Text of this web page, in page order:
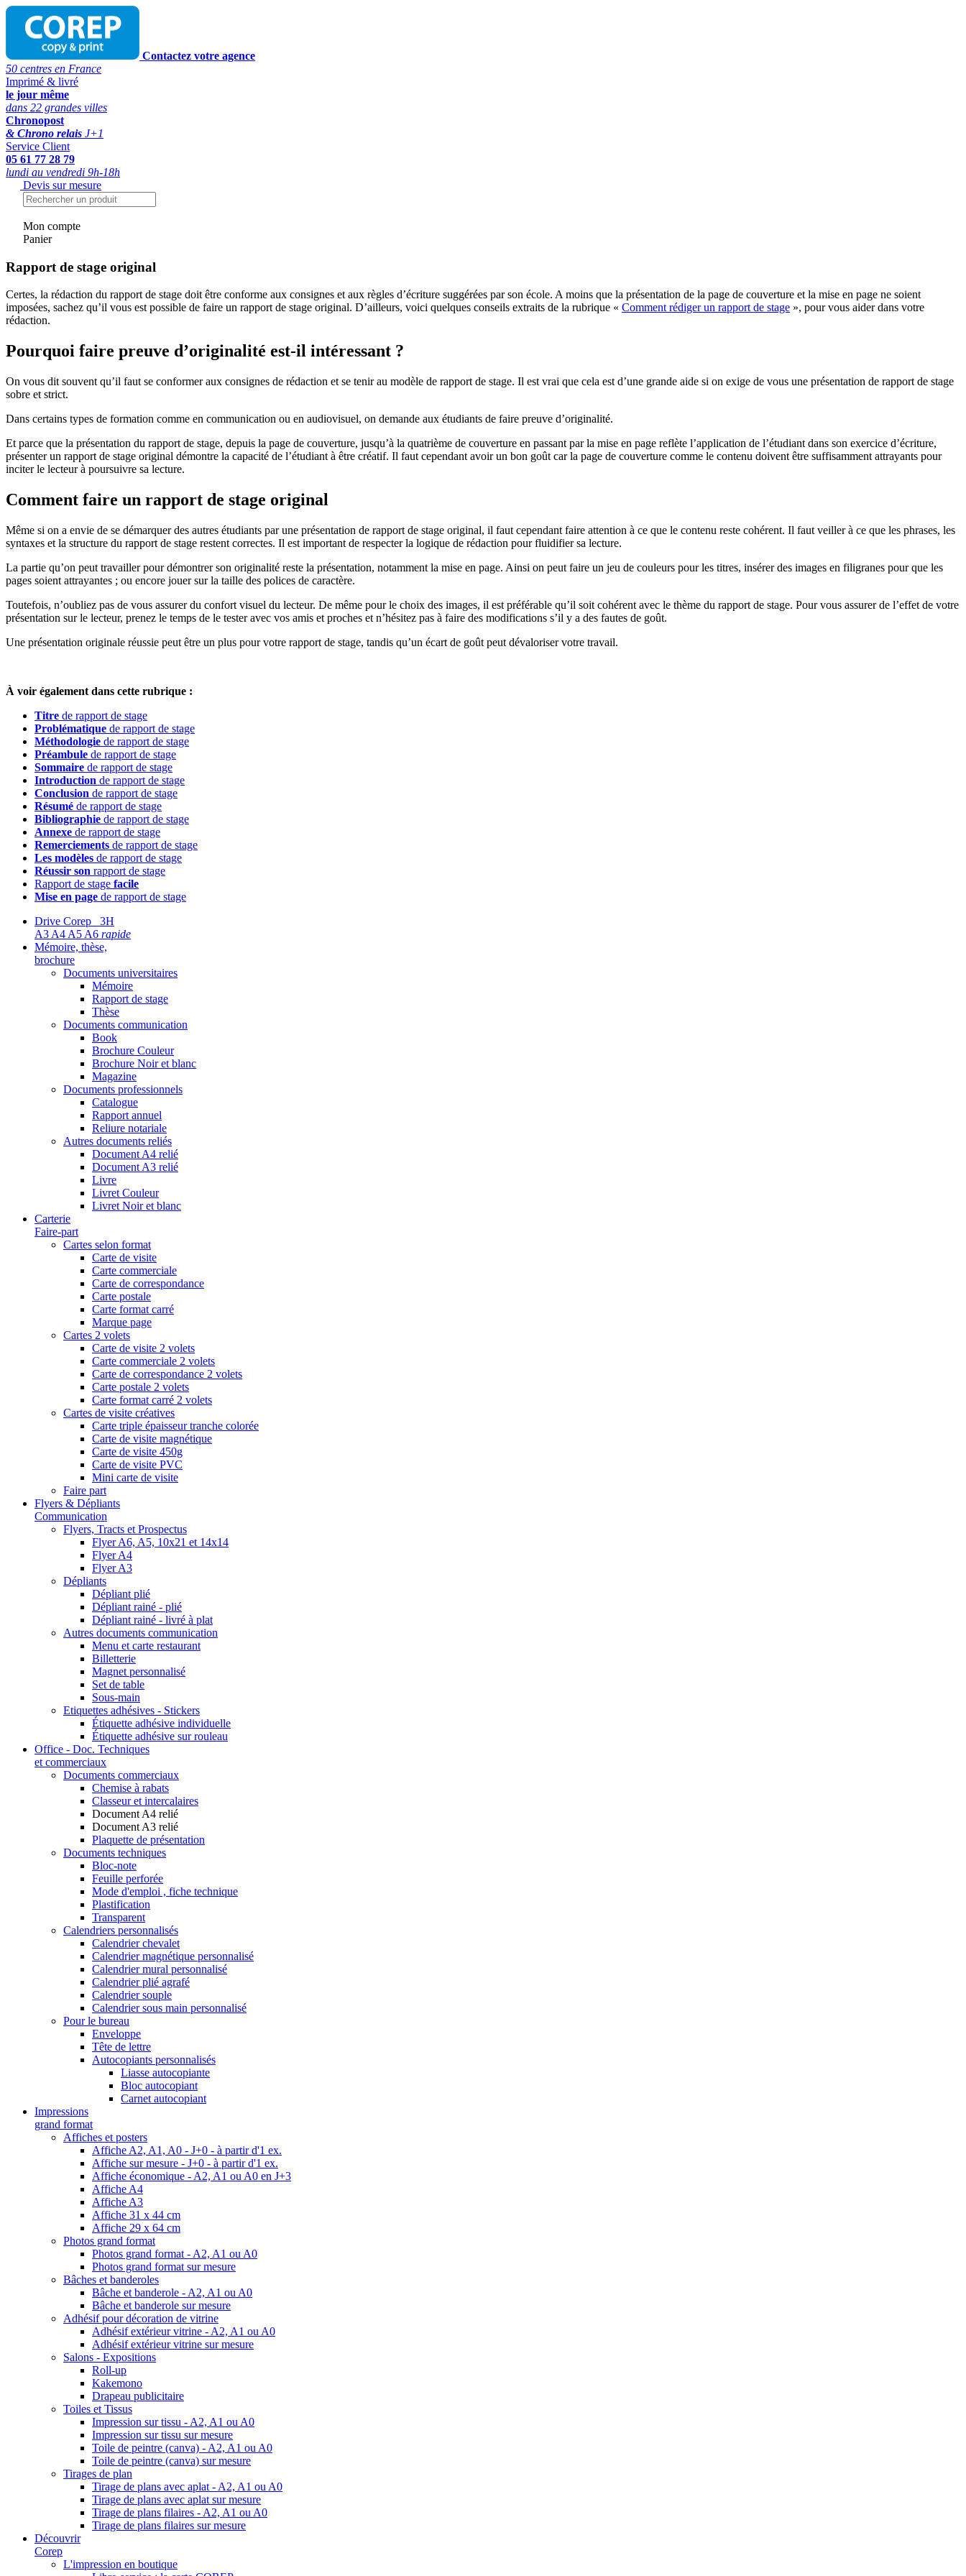
Contactez votre agence
50 centres en France
Imprimé & livré
le jour même
dans 22 grandes villes
Chronopost
& Chrono relais J+1
Service Client
05 61 77 28 79
lundi au vendredi 9h-18h
Devis sur mesure
Mon compte
Panier
Rapport de stage original
Certes, la rédaction du rapport de stage doit être conforme aux consignes et aux règles d’écriture suggérées par son école. A moins que la présentation de la page de couverture et la mise en page ne soient
imposées, sachez qu’il vous est possible de faire un rapport de stage original. D’ailleurs, voici quelques conseils extraits de la rubrique « Comment rédiger un rapport de stage », pour vous aider dans votre
rédaction.
Pourquoi faire preuve d’originalité est-il intéressant ?
On vous dit souvent qu’il faut se conformer aux consignes de rédaction et se tenir au modèle de rapport de stage. Il est vrai que cela est d’une grande aide si on exige de vous une présentation de rapport de stage
sobre et strict.
Dans certains types de formation comme en communication ou en audiovisuel, on demande aux étudiants de faire preuve d’originalité.
Et parce que la présentation du rapport de stage, depuis la page de couverture, jusqu’à la quatrième de couverture en passant par la mise en page reflète l’application de l’étudiant dans son exercice d’écriture,
présenter un rapport de stage original démontre la capacité de l’étudiant à être créatif. Il faut cependant avoir un bon goût car la page de couverture comme le contenu doivent être suffisamment attrayants pour
inciter le lecteur à poursuivre sa lecture.
Comment faire un rapport de stage original
Même si on a envie de se démarquer des autres étudiants par une présentation de rapport de stage original, il faut cependant faire attention à ce que le contenu reste cohérent. Il faut veiller à ce que les phrases, les
syntaxes et la structure du rapport de stage restent correctes. Il est important de respecter la logique de rédaction pour fluidifier sa lecture.
La partie qu’on peut travailler pour démontrer son originalité reste la présentation, notamment la mise en page. Ainsi on peut faire un jeu de couleurs pour les titres, insérer des images en filigranes pour que les
pages soient attrayantes ; ou encore jouer sur la taille des polices de caractère.
Toutefois, n’oubliez pas de vous assurer du confort visuel du lecteur. De même pour le choix des images, il est préférable qu’il soit cohérent avec le thème du rapport de stage. Pour vous assurer de l’effet de votre
présentation sur le lecteur, prenez le temps de le tester avec vos amis et proches et n’hésitez pas à faire des modifications s’il y a des fautes de goût.
Une présentation originale réussie peut être un plus pour votre rapport de stage, tandis qu’un écart de goût peut dévaloriser votre travail.
À voir également dans cette rubrique :
Titre de rapport de stage
Problématique de rapport de stage
Méthodologie de rapport de stage
Préambule de rapport de stage
Sommaire de rapport de stage
Introduction de rapport de stage
Conclusion de rapport de stage
Résumé de rapport de stage
Bibliographie de rapport de stage
Annexe de rapport de stage
Remerciements de rapport de stage
Les modèles de rapport de stage
Réussir son rapport de stage
Rapport de stage facile
Mise en page de rapport de stage
Drive Corep 3H
A3 A4 A5 A6 rapide
Mémoire, thèse,
brochure
Documents universitaires
Mémoire
Rapport de stage
Thèse
Documents communication
Book
Brochure Couleur
Brochure Noir et blanc
Magazine
Documents professionnels
Catalogue
Rapport annuel
Reliure notariale
Autres documents reliés
Document A4 relié
Document A3 relié
Livre
Livret Couleur
Livret Noir et blanc
Carterie
Faire-part
Cartes selon format
Carte de visite
Carte commerciale
Carte de correspondance
Carte postale
Carte format carré
Marque page
Cartes 2 volets
Carte de visite 2 volets
Carte commerciale 2 volets
Carte de correspondance 2 volets
Carte postale 2 volets
Carte format carré 2 volets
Cartes de visite créatives
Carte triple épaisseur tranche colorée
Carte de visite magnétique
Carte de visite 450g
Carte de visite PVC
Mini carte de visite
Faire part
Flyers & Dépliants
Communication
Flyers, Tracts et Prospectus
Flyer A6, A5, 10x21 et 14x14
Flyer A4
Flyer A3
Dépliants
Dépliant plié
Dépliant rainé - plié
Dépliant rainé - livré à plat
Autres documents communication
Menu et carte restaurant
Billetterie
Magnet personnalisé
Set de table
Sous-main
Etiquettes adhésives - Stickers
Étiquette adhésive individuelle
Étiquette adhésive sur rouleau
Office - Doc. Techniques
et commerciaux
Documents commerciaux
Chemise à rabats
Classeur et intercalaires
Document A4 relié
Document A3 relié
Plaquette de présentation
Documents techniques
Bloc-note
Feuille perforée
Mode d'emploi , fiche technique
Plastification
Transparent
Calendriers personnalisés
Calendrier chevalet
Calendrier magnétique personnalisé
Calendrier mural personnalisé
Calendrier plié agrafé
Calendrier souple
Calendrier sous main personnalisé
Pour le bureau
Enveloppe
Tête de lettre
Autocopiants personnalisés
Liasse autocopiante
Bloc autocopiant
Carnet autocopiant
Impressions
grand format
Affiches et posters
Affiche A2, A1, A0 - J+0 - à partir d'1 ex.
Affiche sur mesure - J+0 - à partir d'1 ex.
Affiche économique - A2, A1 ou A0 en J+3
Affiche A4
Affiche A3
Affiche 31 x 44 cm
Affiche 29 x 64 cm
Photos grand format
Photos grand format - A2, A1 ou A0
Photos grand format sur mesure
Bâches et banderoles
Bâche et banderole - A2, A1 ou A0
Bâche et banderole sur mesure
Adhésif pour décoration de vitrine
Adhésif extérieur vitrine - A2, A1 ou A0
Adhésif extérieur vitrine sur mesure
Salons - Expositions
Roll-up
Kakemono
Drapeau publicitaire
Toiles et Tissus
Impression sur tissu - A2, A1 ou A0
Impression sur tissu sur mesure
Toile de peintre (canva) - A2, A1 ou A0
Toile de peintre (canva) sur mesure
Tirages de plan
Tirage de plans avec aplat - A2, A1 ou A0
Tirage de plans avec aplat sur mesure
Tirage de plans filaires - A2, A1 ou A0
Tirage de plans filaires sur mesure
Découvrir
Corep
L'impression en boutique